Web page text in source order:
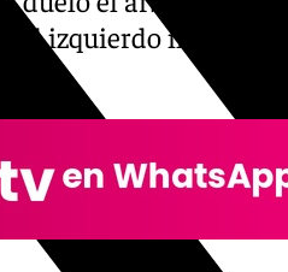
izquierdo no supo